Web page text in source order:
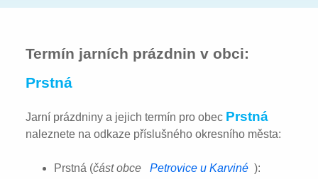
Termín jarních prázdnin v obci:
Prstná
Jarní prázdniny a jejich termín pro obec Prstná
naleznete na odkaze příslušného okresního města:
Prstná (část obce Petrovice u Karviné ):